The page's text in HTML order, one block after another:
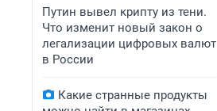
Путин вывел крипту из тени.
Что изменит новый закон о
легализации цифровых валют
в России
Какие странные продукты